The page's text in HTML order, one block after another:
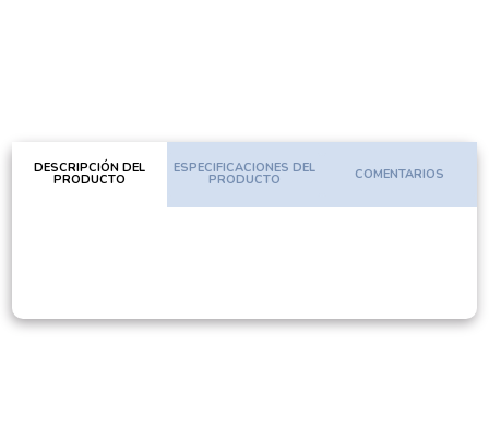
DESCRIPCIÓN DEL
PRODUCTO
ESPECIFICACIONES DEL
PRODUCTO COMENTARIOS